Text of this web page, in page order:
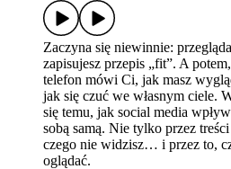
Zaczyna się niewinnie:
zapisujesz przepis „fit”. A
telefon mówi Ci, jak masz
jak się czuć we własnym ciele.
się temu, jak social media
sobą samą. Nie tylko przez
czego nie widzisz… i przez to,
oglądać.